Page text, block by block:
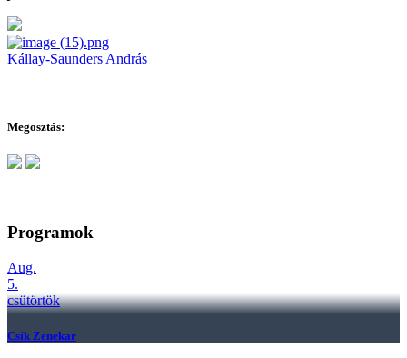
Kállay-Saunders András
Megosztás:
Programok
Aug.
5.
csütörtök
Csík Zenekar